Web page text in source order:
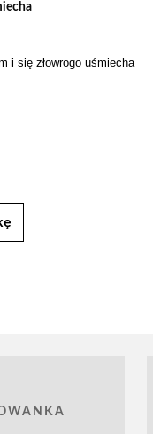
i się złowrogo uśmiecha